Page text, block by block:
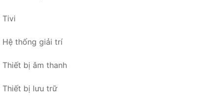
Tivi
Hệ thống giải trí
Thiết bị âm thanh
Thiết bị lưu trữ